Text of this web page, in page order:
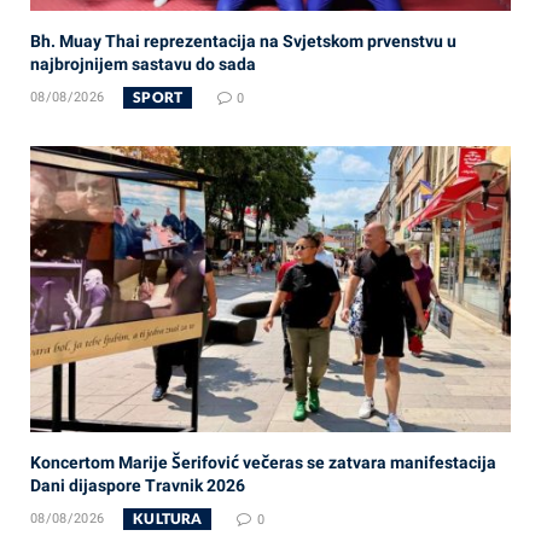
Bh. Muay Thai reprezentacija na Svjetskom prvenstvu u
najbrojnijem sastavu do sada
08/08/2026 SPORT 0
Koncertom Marije Šerifović večeras se zatvara manifestacija
Dani dijaspore Travnik 2026
08/08/2026 KULTURA 0